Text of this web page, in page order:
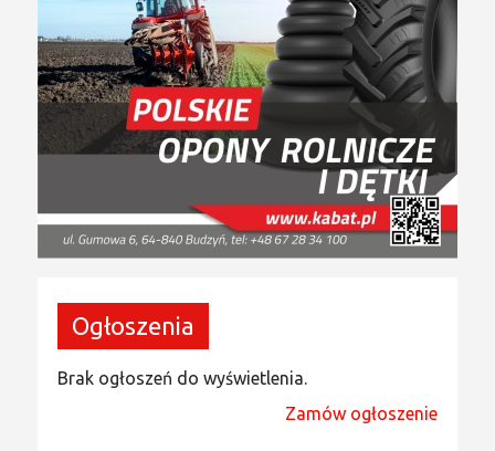
Ogłoszenia
Brak ogłoszeń do wyświetlenia.
Zamów ogłoszenie